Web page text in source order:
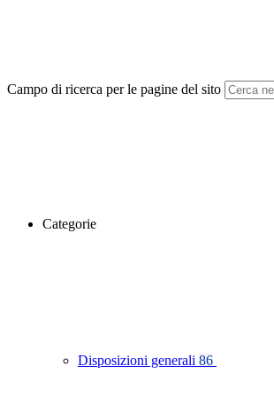
Campo di ricerca per le pagine del sito
Categorie
Disposizioni generali 86